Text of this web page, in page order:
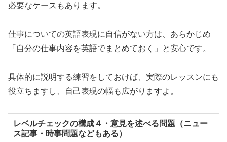
必要なケースもあります。
仕事についての英語表現に自信がない方は、あらかじめ
「自分の仕事内容を英語でまとめておく」と安心です。
具体的に説明する練習をしておけば、実際のレッスンにも
役立ちますし、自己表現の幅も広がりますよ。
レベルチェックの構成４・意見を述べる問題（ニュー
ス記事・時事問題などもある）